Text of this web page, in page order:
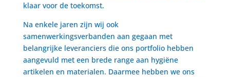
klaar voor de toekomst.
Na enkele jaren zijn wij ook
samenwerkingsverbanden aan gegaan met
belangrijke leveranciers die ons portfolio hebben
aangevuld met een brede range aan hygiëne
artikelen en materialen. Daarmee hebben we ons